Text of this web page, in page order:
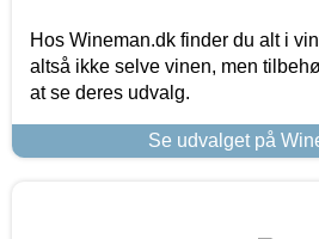
Hos Wineman.dk finder du alt i
altså ikke selve vinen, men
at se deres udvalg.
Se udvalget på